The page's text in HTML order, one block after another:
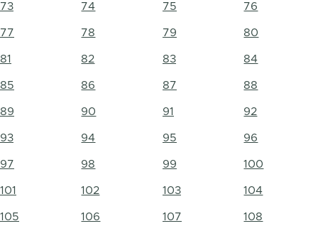
73 74 75 76
77 78 79 80
81 82 83 84
85 86 87 88
89 90 91 92
93 94 95 96
97 98 99 100
101 102 103 104
105 106 107 108